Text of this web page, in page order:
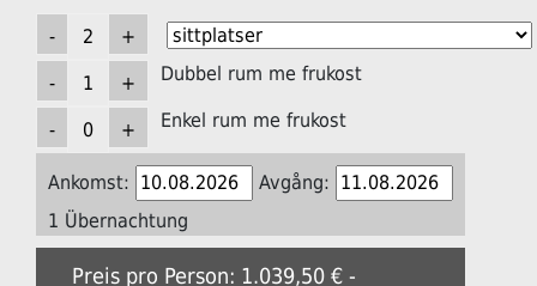
Dubbel rum me frukost
Enkel rum me frukost
Ankomst:
Avgång:
1 Übernachtung
Preis pro Person: 1.039,50 € -